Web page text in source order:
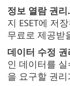
정보 열람 권리.
지 ESET에 저
무료로 제공받
데이터 수정 권
인 데이터를
을 요구할 권